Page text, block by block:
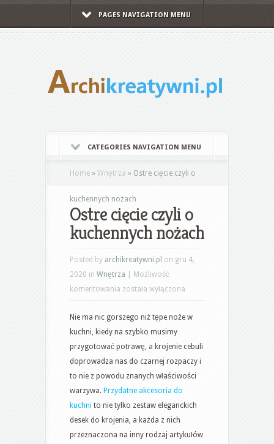
PAGES NAVIGATION MENU
CATEGORIES NAVIGATION MENU
Home » Wnętrza » Ostre cięcie czyli o
kuchennych nożach
Ostre cięcie czyli o
kuchennych nożach
Posted by archikreatywni.pl on gru 4,
2020 in Wnętrza
Możliwość
komentowania Ostre
czyli
o
kuchennych
nożach
została wyłączona
Nie ma nic gorszego niż tępe noże w
kuchni, kiedy na szybko musimy
przygotować potrawę, a krojenie cebuli
doprowadza nas do czarnej rozpaczy i
to nie z powodu znanych właściwości
warzywa. Przydatne akcesoria do
kuchni to nie tylko zestaw eleganckich
desek do krojenia, a każda z nich
przeznaczona na inny rodzaj artykułów